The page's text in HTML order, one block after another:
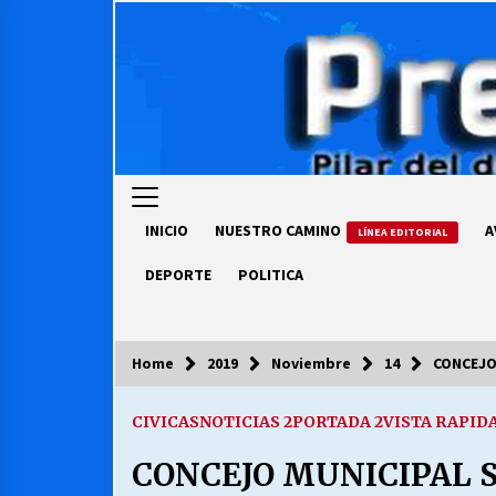
INICIO NUESTRO CAMINO LÍNEA EDITORIAL
DEPORTE POLITICA
COLUMNISTA
luz… ¿Y cuándo van a bajar?
03/08/2026
Home 2019 Noviembre 14
CIVICASNOTICIAS 2PORTADA 2VISTA
CONCEJO MUNICIPAL